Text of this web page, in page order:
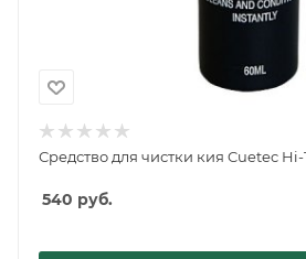
Средство для чистки кия Cuetec
540 руб.